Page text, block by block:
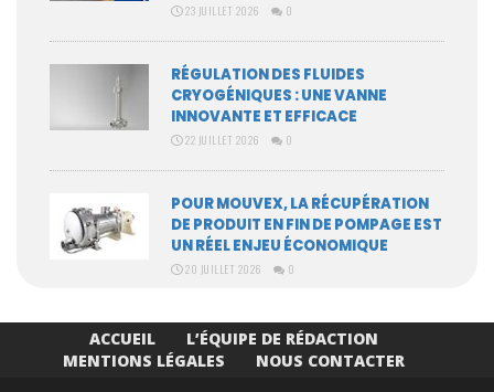
23 JUILLET 2026 0
RÉGULATION DES FLUIDES
CRYOGÉNIQUES : UNE VANNE
INNOVANTE ET EFFICACE
22 JUILLET 2026 0
POUR MOUVEX, LA RÉCUPÉRATION
DE PRODUIT EN FIN DE POMPAGE EST
UN RÉEL ENJEU ÉCONOMIQUE
20 JUILLET 2026 0
ACCUEIL
L’ÉQUIPE DE RÉDACTION
MENTIONS LÉGALES
NOUS CONTACTER